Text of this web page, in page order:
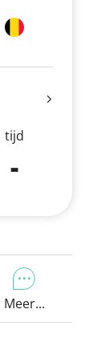
tijd
-
Meer...